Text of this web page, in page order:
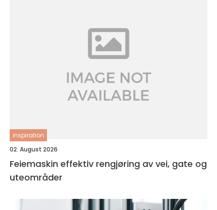
inspiration
02. August 2026
Feiemaskin effektiv rengjøring av vei, gate og
uteområder